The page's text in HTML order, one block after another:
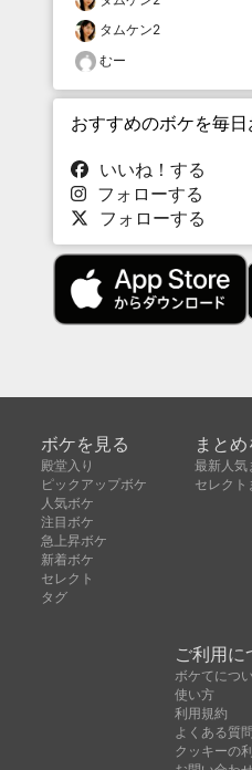
タムケン2
むー
おすすめのボケを毎日
いいね！する
フォローする
フォローする
ボケを見る
殿堂入り
ピックアップボケ
人気ボケ
注目ボケ
急上昇ボケ
新着ボケ
セレクト
タグ
まと
最新人気
セレクト
ご利用に
ボケてにつ
使い方
利用規約
よくある質問
クッキーの